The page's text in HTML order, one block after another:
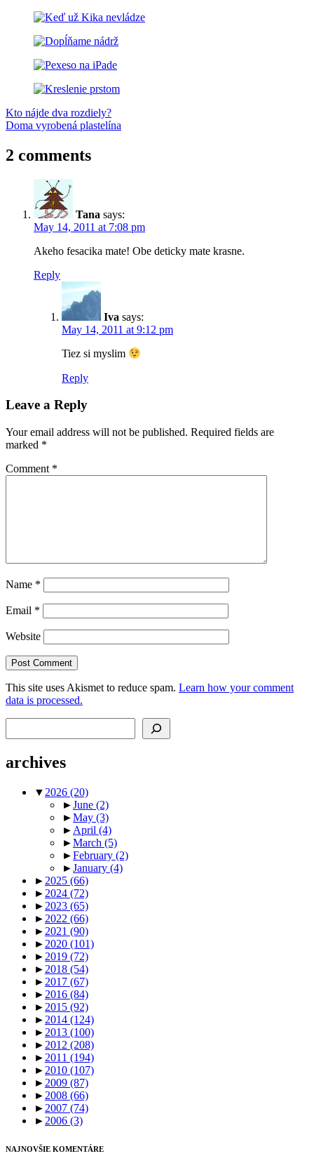
každodennéKikaKubko
Post
navigation
Previous
Post:
Kto nájde dva rozdiely?
Next
Doma vyrobená plastelína
2 comments
Tana says:
May 14, 2011 at 7:08 pm
Akeho fesacika mate! Obe deticky mate krasne.
Reply
Iva says:
May 14, 2011 at 9:12 pm
Tiez si myslim
Reply
Leave a Reply
Your email address will not be published. Required fields are
marked *
Comment *
Name *
Email *
Website
This site uses Akismet to reduce spam. Learn how your comment
data is processed.
archives
▼ 2026 (20)
►June (2)
►May (3)
► April (4)
►March (5)
►February (2)
►January (4)
► 2025 (66)
► 2024 (72)
► 2023 (65)
► 2022 (66)
► 2021 (90)
► 2020 (101)
► 2019 (72)
► 2018 (54)
► 2017 (67)
► 2016 (84)
► 2015 (92)
► 2014 (124)
► 2013 (100)
► 2012 (208)
► 2011 (194)
► 2010 (107)
► 2009 (87)
► 2008 (66)
► 2007 (74)
► 2006 (3)
NAJNOVŠIE KOMENTÁRE